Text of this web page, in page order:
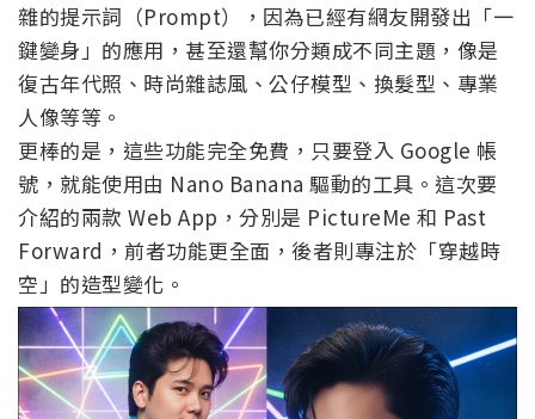
雜的提示詞（Prompt），因為已經有網友開發出「一
鍵變身」的應用，甚至還幫你分類成不同主題，像是
復古年代照、時尚雜誌風、公仔模型、換髮型、專業
人像等等。
更棒的是，這些功能完全免費，只要登入 Google 帳
號，就能使用由 Nano Banana 驅動的工具。這次要
介紹的兩款 Web App，分別是 PictureMe 和 Past
Forward，前者功能更全面，後者則專注於「穿越時
空」的造型變化。